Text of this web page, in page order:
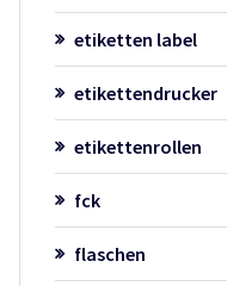
etiketten label
etikettendrucker
etikettenrollen
fck
flaschen